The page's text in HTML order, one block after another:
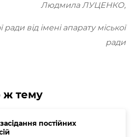
Людмила ЛУЦЕНКО,
ради від імені апарату міської
ради
ж тему
постійних